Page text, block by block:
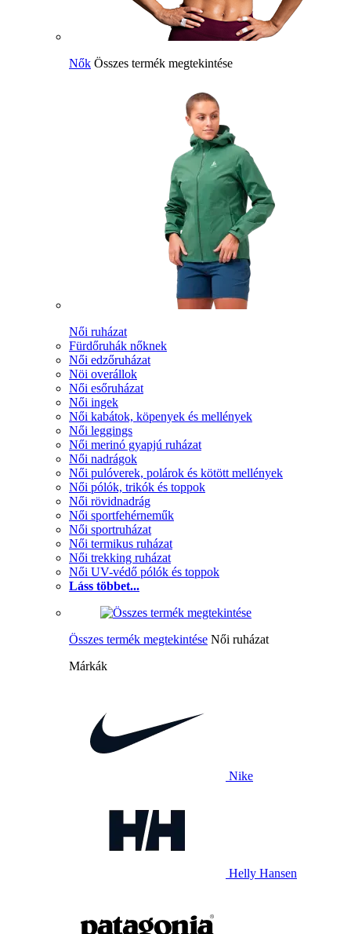
Nők Összes termék megtekintése
Női ruházat
Fürdőruhák nőknek
Női edzőruházat
Nöi overállok
Női esőruházat
Női ingek
Női kabátok, köpenyek és mellények
Női leggings
Női merinó gyapjú ruházat
Női nadrágok
Női pulóverek, polárok és kötött mellények
Női pólók, trikók és toppok
Női rövidnadrág
Női sportfehérneműk
Női sportruházat
Női termikus ruházat
Női trekking ruházat
Női UV-védő pólók és toppok
Láss többet...
Összes termék megtekintése Női ruházat
Márkák
Nike
Helly Hansen